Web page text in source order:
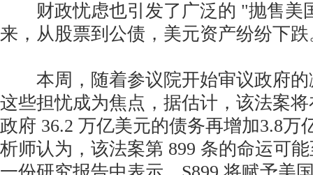
财政忧虑也引发了广泛的 "抛售美
来，从股票到公债，美元资产纷纷下跌
本周，随着参议院开始审议政府的
这些担忧成为焦点，据估计，该法案
政府 36.2 万亿美元的债务再增加3.8万
析师认为，该法案第 899 条的命运可